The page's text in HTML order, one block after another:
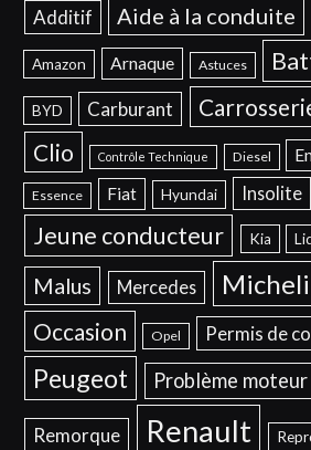
Additif Aide à la conduite
Amazon Arnaque Astuces
BYD Carburant
Clio Contrôle Technique Diesel
Essence Fiat Hyundai Insolite
Jeune conducteur Kia
Malus Mercedes
Occasion Opel Permis de
Peugeot Problème moteur
Remorque Renault